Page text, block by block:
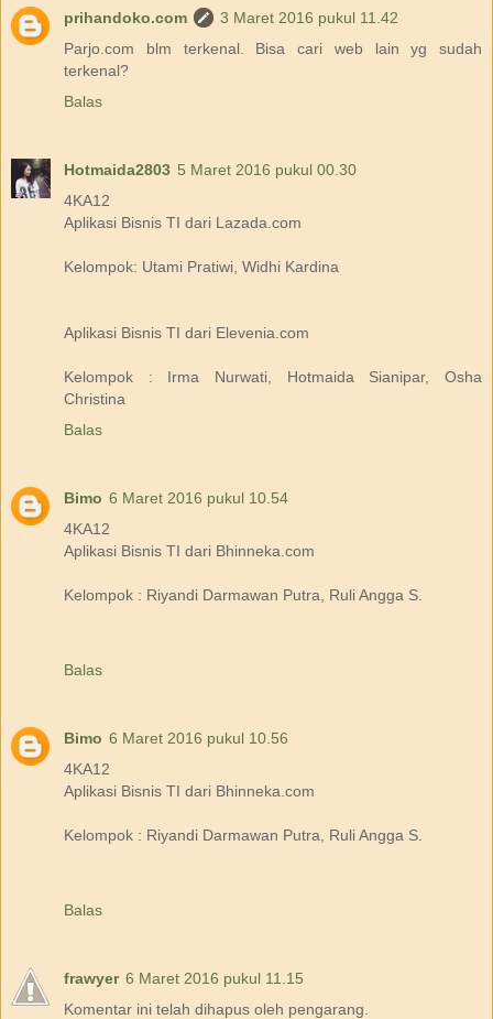
prihandoko.com
3 Maret 2016 pukul 11.42
Parjo.com blm terkenal. Bisa cari web lain yg sudah
terkenal?
Balas
Hotmaida2803 5 Maret 2016 pukul 00.30
4KA12
Aplikasi Bisnis TI dari Lazada.com
Kelompok: Utami Pratiwi, Widhi Kardina
Aplikasi Bisnis TI dari Elevenia.com
Kelompok : Irma Nurwati, Hotmaida Sianipar, Osha
Christina
Balas
Bimo 6 Maret 2016 pukul 10.54
4KA12
Aplikasi Bisnis TI dari Bhinneka.com
Kelompok : Riyandi Darmawan Putra, Ruli Angga S.
Balas
Bimo 6 Maret 2016 pukul 10.56
4KA12
Aplikasi Bisnis TI dari Bhinneka.com
Kelompok : Riyandi Darmawan Putra, Ruli Angga S.
Balas
frawyer 6 Maret 2016 pukul 11.15
Komentar ini telah dihapus oleh pengarang.